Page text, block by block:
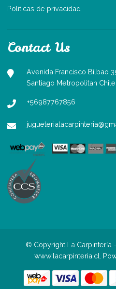
Politicas de privacidad
Contact Us
Avenida Francisco Bilbao
Santiago Metropolitan Chile
+56987767856
© Copyright La Carpintería
www.lacarpinteria.cl.